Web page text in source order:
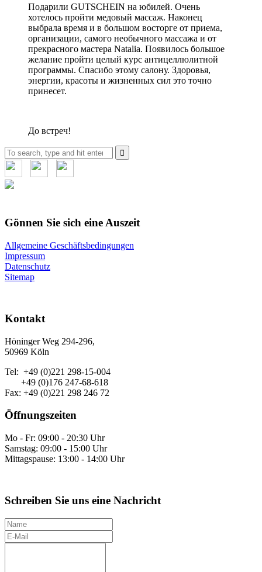
Подарили GUTSCHEIN на юбилей. Очень
хотелось пройти медовый массаж. Наконец
выбрала время и в большом восторге от приема,
организации, самого необычного массажа и от
прекрасного мастера Natalia. Появилось большое
желание пройти целый курс антицеллюлитной
программы. Спасибо этому салону. Здоровья,
энергии, красоты и жизненных сил это точно
принесет.
До встреч!
Search
for:
Gönnen Sie sich eine Auszeit
Allgemeine Geschäftsbedingungen
Impressum
Datenschutz
Sitemap
Kontakt
Höninger Weg 294-296,
50969 Köln
Tel: +49 (0)221 298-15-004
+49 (0)176 247-68-618
Fax: +49 (0)221 298 246 72
Öffnungszeiten
Mo - Fr: 09:00 - 20:30 Uhr
Samstag: 09:00 - 15:00 Uhr
Mittagspause: 13:00 - 14:00 Uhr
Schreiben Sie uns eine Nachricht
N
a
m
E
-